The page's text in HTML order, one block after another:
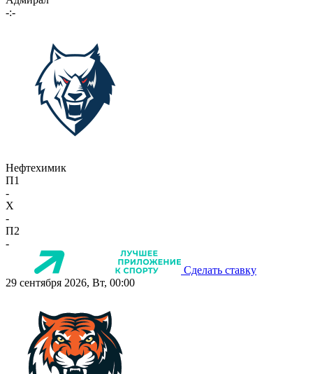
-:-
Нефтехимик
П1
-
X
-
П2
-
Сделать ставку
29 сентября 2026, Вт, 00:00